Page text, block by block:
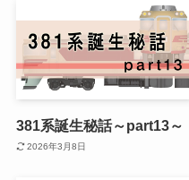
381系誕生秘話～part13～
2026年3月8日